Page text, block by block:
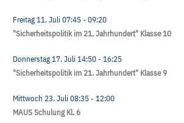
Freitag 11. Juli 07:45- 09:20
"Sicherheitspolitik im 21. Jahrhundert" Klasse 10
Donnerstag 17. Juli 14:50- 16:25
"Sicherheitspolitik im 21. Jahrhundert" Klasse 9
Mittwoch 23. Juli 08:35- 12:00
MAUS Schulung Kl. 6